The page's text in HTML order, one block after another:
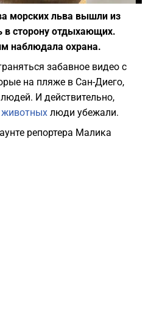
морских льва вышли из
в сторону отдыхающих.
наблюдала охрана.
забавное видео с
на пляже в Сан-Диего,
И действительно,
животных люди убежали.
репортера Малика